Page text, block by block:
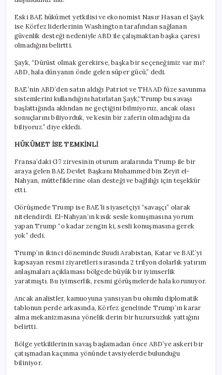
Eski BAE hükümet yetkilisi ve ekonomist Nasır Hasan el Şayk
ise Körfez liderlerinin Washington tarafından sağlanan
güvenlik desteği nedeniyle ABD ile çalışmaktan başka çaresi
olmadığını belirtti.
Şayk, “Dürüst olmak gerekirse, başka bir seçeneğimiz var mı?
ABD, hala dünyanın önde gelen süper gücü,” dedi.
BAE’nin ABD’den satın aldığı Patriot ve THAAD füze savunma
sistemlerini kullandığını hatırlatan Şayk,“Trump bu savaşı
başlattığında aklından ne geçtiğini bilmiyoruz, ancak olası
sonuçlarını biliyorduk, ve kesin bir zaferin olmadığını da
biliyoruz.” diye ekledi.
HÜKÜMET İSE TEMKİNLİ
Fransa’daki G7 zirvesinin oturum aralarında Trump ile bir
araya gelen BAE Devlet Başkanı Muhammed bin Zeyit el-
Nahyan, müttefiklerine olan desteği ve bağlılığı için teşekkür
etti.
Görüşmede Trump ise BAE’li siyasetçiyi “savaşçı” olarak
nitelendirdi. El-Nahyan’ın kısık sesle konuşmasına yorum
yapan Trump “o kadar zengin ki, sesli konuşmasına gerek
yok” dedi.
Trump’ın ikinci döneminde Suudi Arabistan, Katar ve BAE’yi
kapsayan resmi ziyaretleri sırasında 2 trilyon dolarlık yatırım
anlaşmaları açıklaması bölgede büyük bir iyimserlik
yaratmıştı. Bu iyimserlik, resmi görüşmelerde hala korunuyor.
Ancak analistler, kamuoyuna yansıyan bu olumlu diplomatik
tablonun perde arkasında, Körfez genelinde Trump’ın karar
alma mekanizmasına yönelik derin bir huzursuzluk yattığını
belirtti.
Bölge yetkililerinin savaş başlamadan önce ABD’ye askeri bir
çatışmadan kaçınma yönünde tavsiyelerde bulunduğu
biliniyor.